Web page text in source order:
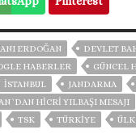
ERDOĞAN DEVLET
HABERLER GÜNCEL
ISTANBUL JANDARMA
`DAN HICRI YILBAŞI MESAJI
TSK TÜRKİYE